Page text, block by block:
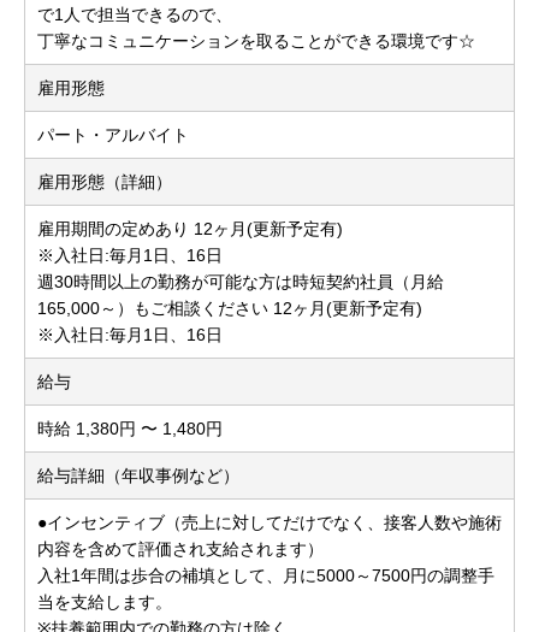
で1人で担当できるので、
丁寧なコミュニケーションを取ることができる環境です☆
雇用形態
パート・アルバイト
雇用形態（詳細）
雇用期間の定めあり 12ヶ月(更新予定有)
※入社日:毎月1日、16日
週30時間以上の勤務が可能な方は時短契約社員（月給
165,000～）もご相談ください 12ヶ月(更新予定有)
※入社日:毎月1日、16日
給与
時給 1,380円 〜 1,480円
給与詳細（年収事例など）
●インセンティブ（売上に対してだけでなく、接客人数や施術
内容を含めて評価され支給されます）
入社1年間は歩合の補填として、月に5000～7500円の調整手
当を支給します。